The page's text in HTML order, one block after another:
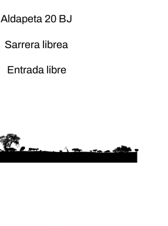
Aldapeta 20 BJ
Sarrera librea
Entrada libre